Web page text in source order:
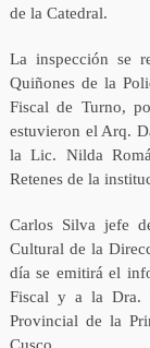
de la Catedral.
La inspección se
Quiñones de la
Fiscal de Turno,
estuvieron el Arq.
la Lic. Nilda
Retenes de la
Carlos Silva jefe
Cultural de la
día se emitirá el
Fiscal y a la Dra.
Provincial de la